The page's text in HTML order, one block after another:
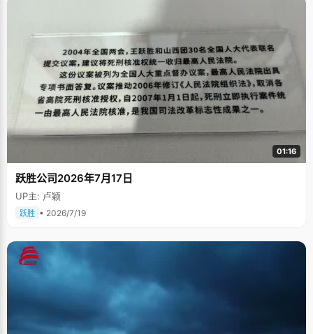
01:16
跃胜公司2026年7月17日
UP主: 卢颖
跃胜 • 2026/7/19